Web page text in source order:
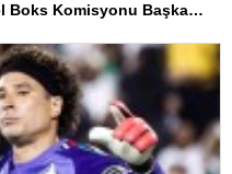
Serdar Avcı, Türkiye Profesyonel Boks Komisyonu Başkanı Seçildi